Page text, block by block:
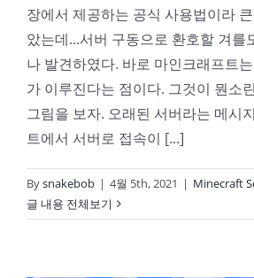
장에서 제공하는 공식 사용법이라
았는데...서버 구동으로 환호할 겨를
나 발견하였다. 바로 마인크래프트
가 이루진다는 점이다. 그것이 뭔소
그림을 보자. 오래된 서버라는 메시
트에서 서버로 접속이 [...]
Bysnakebob | 4월 5th, 2021 | Minecraft
글 내용 전체보기